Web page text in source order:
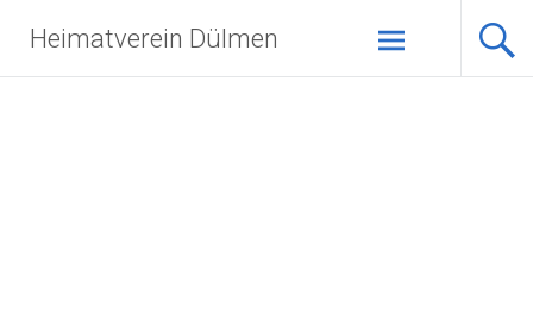
Inhalt
springen
Heimatverein Dülmen